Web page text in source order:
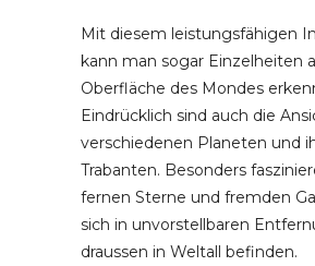
Mit diesem leistungsfähigen
kann man sogar Einzelheiten
Oberfläche des Mondes
Eindrücklich sind auch die
verschiedenen Planeten und
Trabanten. Besonders
fernen Sterne und fremden
sich in unvorstellbaren
draussen in Weltall befinden.